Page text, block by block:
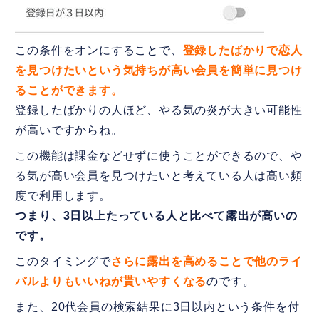
この条件をオンにすることで、 登録したばかりで恋人
を見つけたいという気持ちが高い会員を簡単に見つけ
ることができます。
登録したばかりの人ほど、やる気の炎が大きい可能性
が高いですからね。
この機能は課金などせずに使うことができるので、や
る気が高い会員を見つけたいと考えている人は高い頻
度で利用します。
つまり、3日以上たっている人と比べて露出が高いの
です。
このタイミングでさらに露出を高めることで他のライ
バルよりもいいねが貰いやすくなるのです。
また、20代会員の検索結果に3日以内という条件を付